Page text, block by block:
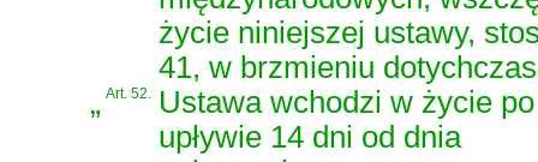
życie niniejszej ustawy,
41, w brzmieniu
„Art. 52.
Ustawa wchodzi w życie po
upływie 14 dni od dnia